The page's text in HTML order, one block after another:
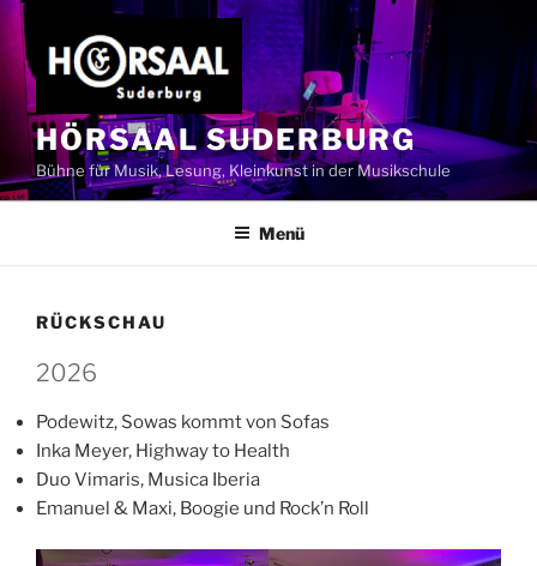
Zum
Inhalt
springen
HÖRSAAL SUDERBURG
Bühne für Musik, Lesung, Kleinkunst in der Musikschule
Menü
RÜCKSCHAU
2026
Podewitz, Sowas kommt von Sofas
Inka Meyer, Highway to Health
Duo Vimaris, Musica Iberia
Emanuel & Maxi, Boogie und Rock’n Roll